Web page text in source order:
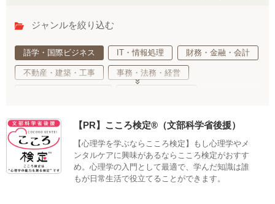
ジャンルを絞り込む
語学・国際ビジネス IT・情報処理 財務・金融・会計
不動産・建築・工事 事務・法務・経営
工業・技術・技能 調理・衛生・飲食
美容・ファッション デザイン・クリエイティブ
サステナブル・自然・環境・生物
【PR】こころ検定®（文部科学省後援）
【心理学を学ぶならこころ検定】もし心理学やメ
ンタルケアに興味があるならこころ検定がおすす
め。心理学の入門として最適で、学んだ知識は誰
もが日常生活で役立てることができます。